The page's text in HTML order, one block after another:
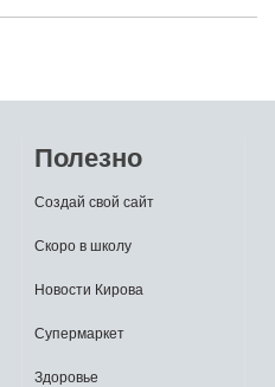
Полезно
Создай свой сайт
Скоро в школу
Новости Кирова
Супермаркет
Здоровье